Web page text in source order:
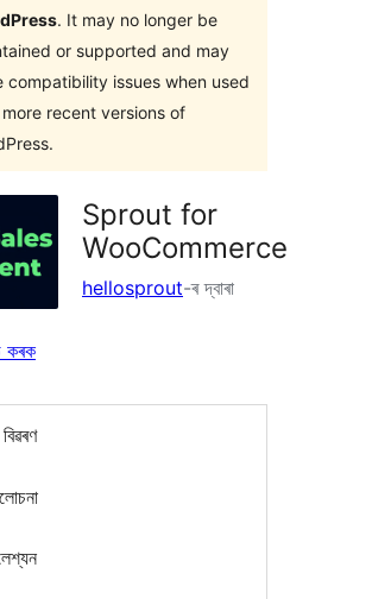
. It may no longer be
or supported and may
compatibility issues when used
recent versions of
Sprout for
WooCommerce
hellosprout-ৰ দ্বাৰা
কৰক